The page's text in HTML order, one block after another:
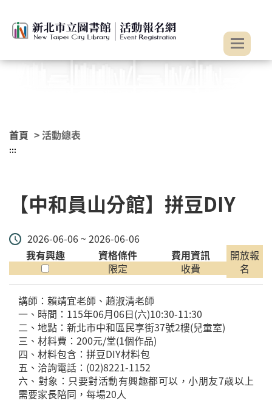
首頁 > 活動總表
:::
【中和員山分館】拼豆DIY
2026-06-06 ~ 2026-06-06
我有興趣
資格條件
限定
費用資訊
收費
開放報
名
講師：賴靖宜老師、趙淑清老師
一、時間：115年06月06日(六)10:30-11:30
二、地點：新北市中和區民享街37號2樓(兒童室)
三、材料費：200元/堂(1個作品)
四、材料包含：拼豆DIY材料包
五、洽詢電話：(02)8221-1152
六、對象：只要對活動有興趣都可以，小朋友7歳以上
需要家長陪同，每場20人